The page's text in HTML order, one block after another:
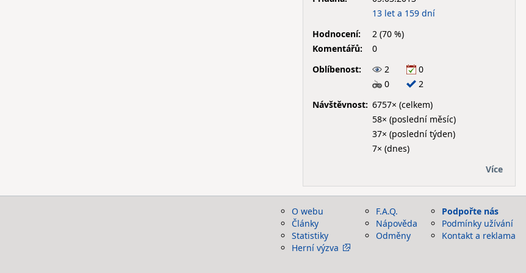
13 let a 159 dní
Hodnocení:
2 (70 %)
Komentářů:
0
Oblíbenost:
2
0
0
2
Návštěvnost: 6757× (celkem)
58× (poslední měsíc)
37× (poslední týden)
7× (dnes)
Více
O webu
Články
Statistiky
Herní výzva
F.A.Q.
Nápověda
Odměny
Podpořte nás
Podmínky užívání
Kontakt a reklama